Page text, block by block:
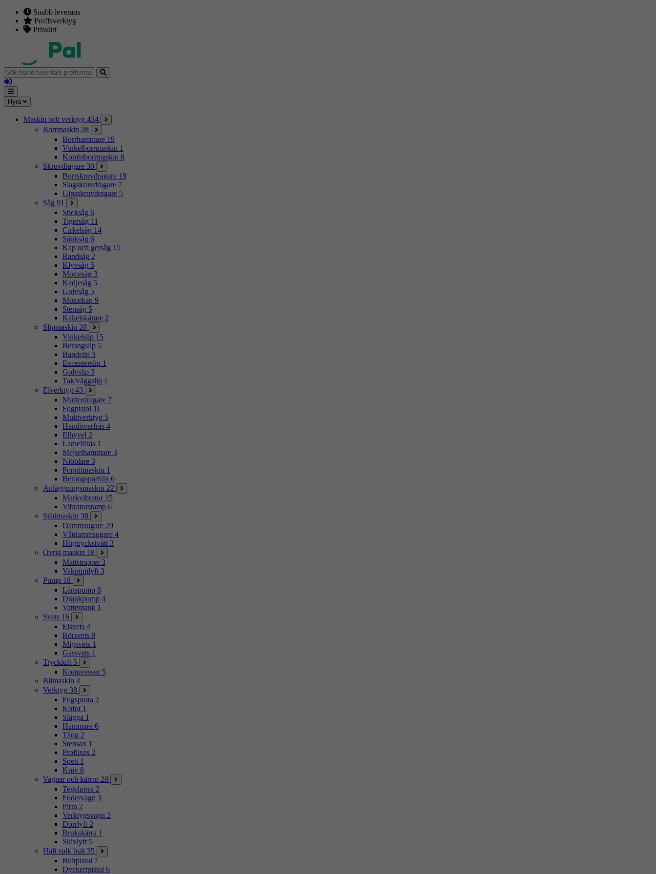
Snabb leverans
Proffsverktyg
Prisvärt
Sök
bland
tusentals
proffsmaskiner
Logga
in
Mina
sidor
Meny
Hyra
Maskin och verktyg 434
Borrmaskin 28
Borrhammare 19
Vinkelborrmaskin 1
Kombiborrmaskin 6
Skruvdragare 30
Borrskruvdragare 18
Slagskruvdragare 7
Gipsskruvdragare 5
Såg 91
Sticksåg 6
Tigersåg 11
Cirkelsåg 14
Sänksåg 6
Kap och gersåg 15
Bandsåg 2
Klyvsåg 5
Motorsåg 3
Kedjesåg 5
Golvsåg 5
Motorkap 9
Stensåg 5
Kakelskärare 2
Slipmaskin 28
Vinkelslip 15
Betongslip 5
Bandslip 3
Excenterslip 1
Golvslip 3
Tak/väggslip 1
Elverktyg 43
Mutterdragare 7
Fogpistol 11
Multiverktyg 5
Handöverfräs 4
Elhyvel 2
Lamellfräs 1
Mejselhammare 3
Nibblare 3
Popnitmaskin 1
Betongspårfräs 6
Anläggningsmaskin 22
Markvibrator 15
Vibratorstamp 6
Städmaskin 38
Dammsugare 29
Våtdammsugare 4
Högtryckstvätt 3
Övrig maskin 18
Mattstripper 3
Vakuumlyft 3
Pump 18
Länspump 8
Dränkpump 4
Vattentank 1
Svets 16
Elsvets 4
Rörsvets 8
Migsvets 1
Gassvets 1
Tryckluft 5
Kompressor 5
Bilmaskin 4
Verktyg 38
Fogspruta 2
Kofot 1
Slägga 1
Hammare 6
Tång 2
Stensax 1
Profilsax 2
Spett 1
Kniv 8
Vagnar och kärror 20
Tegelpirra 2
Fodervagn 3
Pirra 2
Verktygsvagn 2
Dörrlyft 2
Brukskärra 1
Skivlyft 5
Häft spik bult 35
Bultpistol 7
Dyckertpistol 6